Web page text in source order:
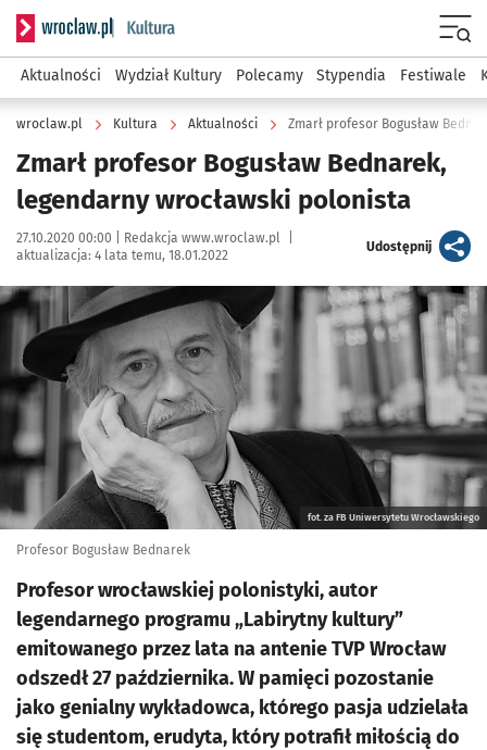
Serwis informacyjny wroclaw.pl podserwis: Kultura
Aktualności Wydział Kultury Polecamy Stypendia Festiwale
wroclaw.pl Kultura Aktualności Zmarł profesor Bogusław
Zmarł profesor Bogusław Bednarek,
legendarny wrocławski polonista
Data publikacji:
27.10.2020 00:00 | Autor:
Redakcja www.wroclaw.pl
aktualizacja: 4 lata temu, 18.01.2022
Udostępnijartykuł
Kliknij, aby powiększyć
fot. za FB Uniwersytetu Wrocławskiego
Profesor Bogusław Bednarek
Profesor wrocławskiej polonistyki, autor
legendarnego programu „Labirytny kultury”
emitowanego przez lata na antenie TVP Wrocław
odszedł 27 października. W pamięci pozostanie
jako genialny wykładowca, którego pasja udzielała
się studentom, erudyta, który potrafił miłością do